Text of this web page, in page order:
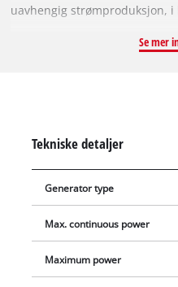
uavhengig strømproduksjon,
Strømmen tas ut via en vanlig
stilling under drift.
overbelastningsbryter til
utstyr. Generatoren startes
Se mer
Tekniske detaljer
Generator type
Max. continuous power
Maximum power